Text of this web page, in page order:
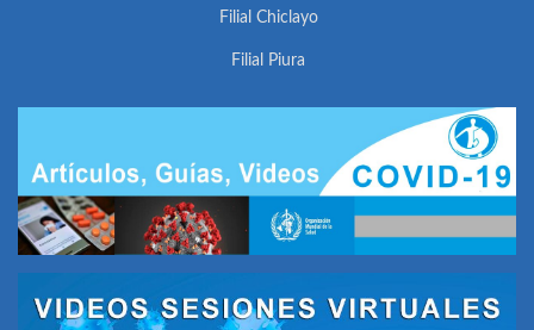
Filial Chiclayo
Filial Piura